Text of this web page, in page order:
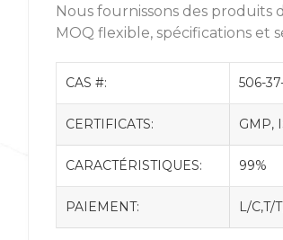
Nous fournissons des produits
MOQ flexible, spécifications et
CAS #: 506-
CERTIFICATS: GMP,
CARACTÉRISTIQUES: 99%
PAIEMENT: L/C,T/